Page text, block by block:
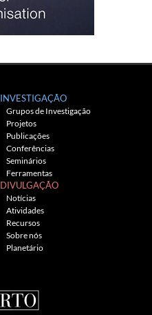
INVESTIGAÇÃO
Grupos de Investigação
Projetos
Publicações
Conferências
Seminários
Ferramentas
DIVULGAÇÃO
Notícias
Atividades
Recursos
Sobre nós
Planetário